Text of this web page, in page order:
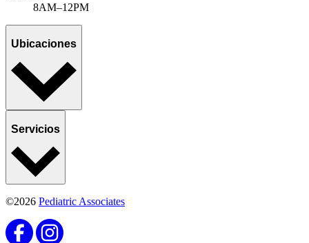
8AM–12PM
Ubicaciones
Servicios
©2026 Pediatric Associates